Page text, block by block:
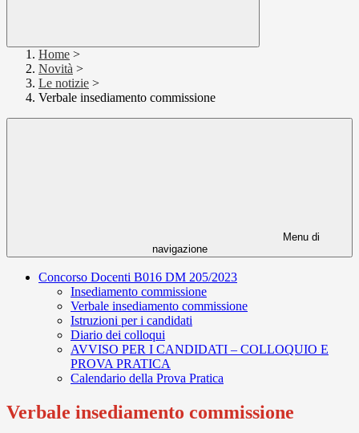
Home >
Novità >
Le notizie >
Verbale insediamento commissione
Menu di
navigazione
Concorso Docenti B016 DM 205/2023
Insediamento commissione
Verbale insediamento commissione
Istruzioni per i candidati
Diario dei colloqui
AVVISO PER I CANDIDATI – COLLOQUIO E
PROVA PRATICA
Calendario della Prova Pratica
Verbale insediamento commissione